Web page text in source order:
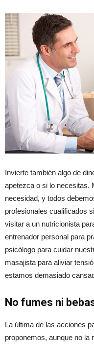
Invierte también algo de
apetezca o si lo necesitas.
necesidad, y todos
profesionales cualificados
visitar a un nutricionista
entrenador personal para
psicólogo para cuidar
masajista para aliviar
estamos demasiado
No fumes ni
La última de las acciones
proponemos, aunque no la